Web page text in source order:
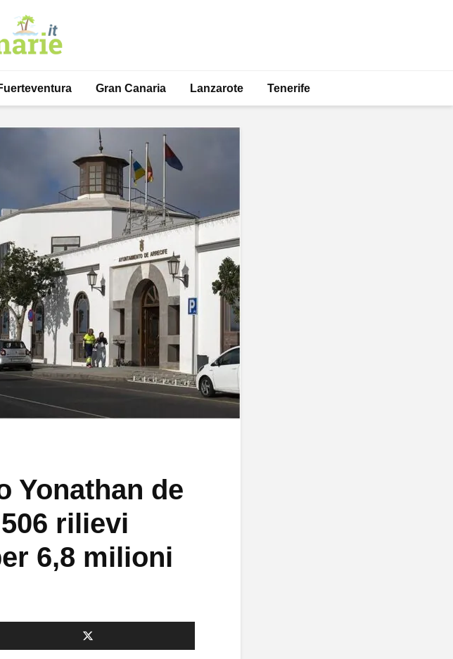
Gran Canaria Lanzarote Tenerife
Yonathan de
rilievi
6,8 milioni